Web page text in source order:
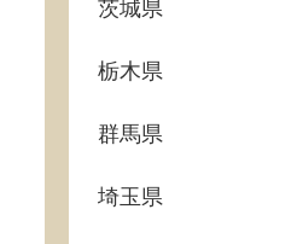
茨城県
栃木県
群馬県
埼玉県